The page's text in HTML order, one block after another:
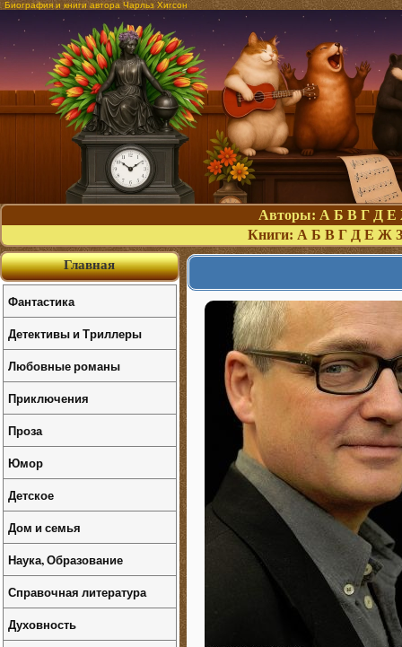
Биография и книги автора Чарльз Хигсон
Авторы: А Б В Г Д Е
Книги: А Б В Г Д Е Ж З
Главная
Фантастика
Детективы и Триллеры
Любовные романы
Приключения
Проза
Юмор
Детское
Дом и семья
Наука, Образование
Справочная литература
Духовность